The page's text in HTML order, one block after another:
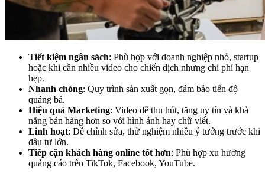
Tiết kiệm ngân sách: Phù hợp với doanh nghiệp nhỏ, startup
hoặc khi cần nhiều video cho chiến dịch nhưng chi phí hạn
hẹp.
Nhanh chóng: Quy trình sản xuất gọn, đảm bảo tiến độ
quảng bá.
Hiệu quả Marketing: Video dễ thu hút, tăng uy tín và khả
năng bán hàng hơn so với hình ảnh hay chữ viết.
Linh hoạt: Dễ chỉnh sửa, thử nghiệm nhiều ý tưởng trước khi
đầu tư lớn.
Tiếp cận khách hàng online tốt hơn: Phù hợp xu hướng
quảng cáo trên TikTok, Facebook, YouTube.